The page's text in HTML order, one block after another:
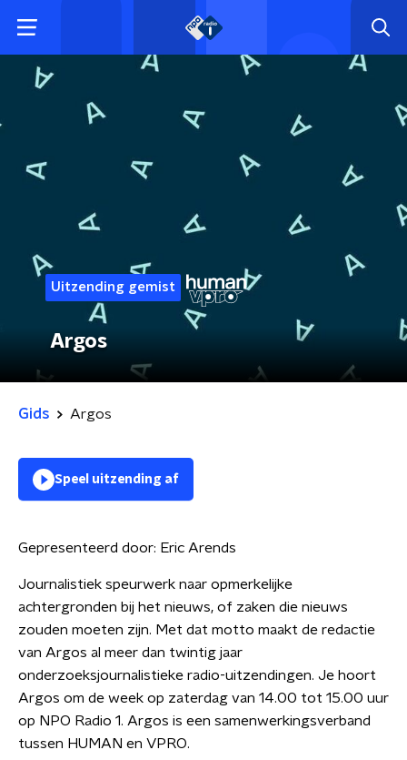
Uitzending gemist
Argos
Gids Argos
Speel uitzending af
Gepresenteerd door: Eric Arends
Journalistiek speurwerk naar opmerkelijke
achtergronden bij het nieuws, of zaken die nieuws
zouden moeten zijn. Met dat motto maakt de redactie
van Argos al meer dan twintig jaar
onderzoeksjournalistieke radio-uitzendingen. Je hoort
Argos om de week op zaterdag van 14.00 tot 15.00 uur
op NPO Radio 1. Argos is een samenwerkingsverband
tussen HUMAN en VPRO.